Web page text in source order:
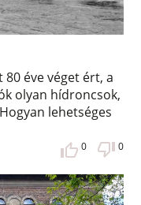
éve véget ért, a
olyan hídroncsok,
lehetséges
0 0